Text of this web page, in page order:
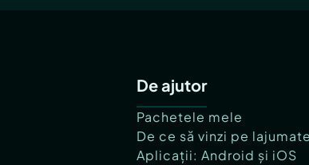
De ajutor
Pachetele mele
De ce să vinzi pe
Aplicații: Android și iOS